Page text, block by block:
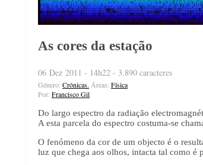
As cores da estação
06 Dez 2011 - 14h22 - 3.890 caracteres
Género: Crónicas. Áreas: Física
Por: Francisco Gil
Do largo espectro da radiação
A esta parcela do espectro costuma-se
O fenómeno da cor de um objecto é o
luz que chega aos olhos, intacta tal como é